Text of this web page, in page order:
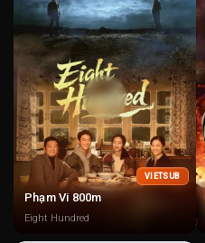
VIETSUB
Phạm Vi 800m
Eight Hundred